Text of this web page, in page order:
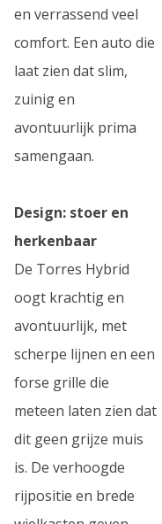
en verrassend veel
comfort. Een auto die
laat zien dat slim,
zuinig en
avontuurlijk prima
samengaan.
Design: stoer en
herkenbaar
De Torres Hybrid
oogt krachtig en
avontuurlijk, met
scherpe lijnen en een
forse grille die
meteen laten zien dat
dit geen grijze muis
is. De verhoogde
rijpositie en brede